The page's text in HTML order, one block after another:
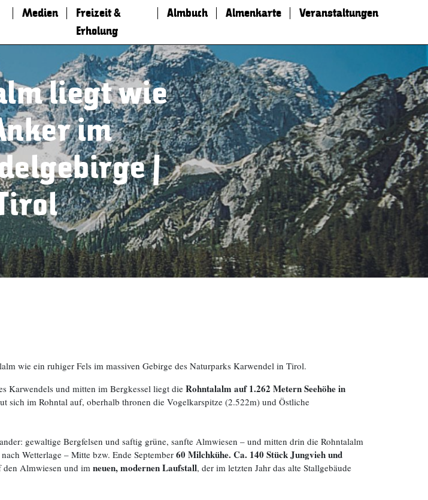
Medien
Freizeit &
Erholung
Almbuch Almenkarte Veranstaltungen
liegt wie
im
|
wie ein ruhiger Fels im massiven Gebirge des Naturparks Karwendel in Tirol.
Karwendels und mitten im Bergkessel liegt die Rohntalalm auf 1.262 Metern Seehöhe in
sich im Rohntal auf, oberhalb thronen die Vogelkarspitze (2.522m) und Östliche
gewaltige Bergfelsen und saftig grüne, sanfte Almwiesen – und mitten drin die Rohntalalm
Wetterlage – Mitte bzw. Ende September 60 Milchkühe. Ca. 140 Stück Jungvieh und
den Almwiesen und imneuen, modernen Laufstall, der im letzten Jahr das alte Stallgebäude